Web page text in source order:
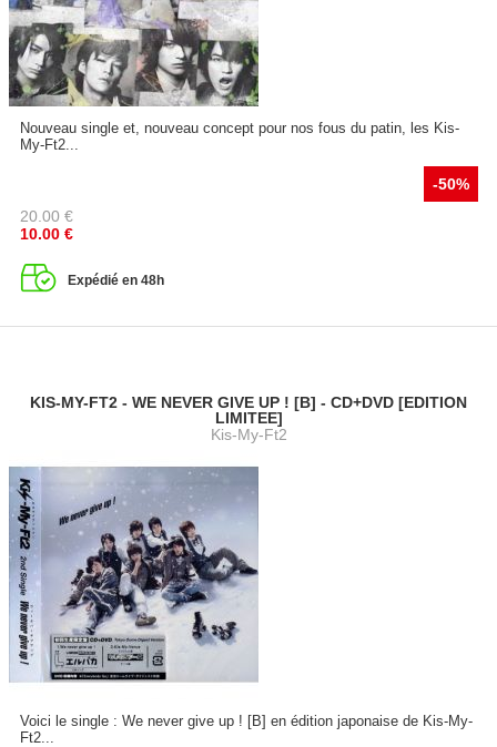
Nouveau single et, nouveau concept pour nos fous du patin, les Kis-
My-Ft2...
-50%
20.00 €
10.00 €
Expédié en 48h
KIS-MY-FT2 - WE NEVER GIVE UP ! [B] - CD+DVD [EDITION
LIMITEE]
Kis-My-Ft2
Voici le single : We never give up ! [B] en édition japonaise de Kis-My-
Ft2...